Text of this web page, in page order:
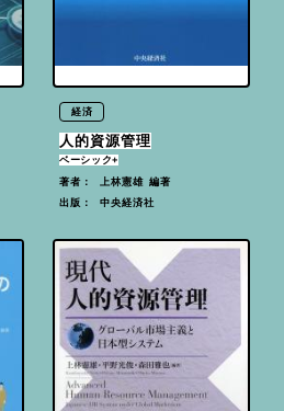
経済
人的資源管理
ベーシック+
著者： 上林憲雄 編著
出版： 中央経済社